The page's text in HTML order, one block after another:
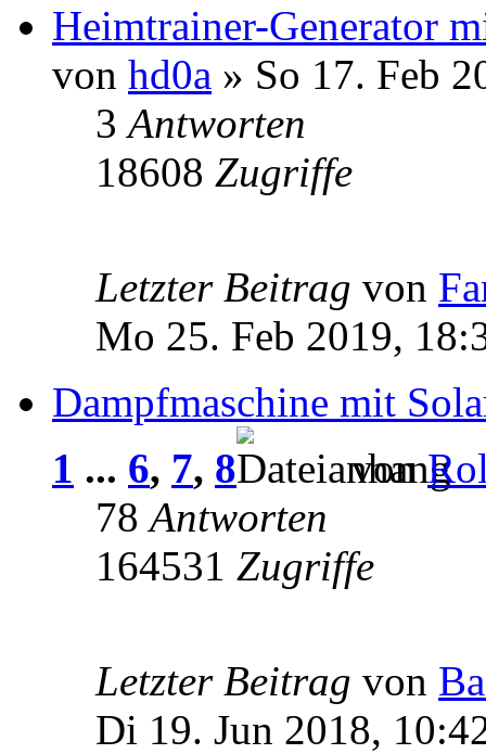
Heimtrainer-Generator
von hd0a » So 17. Feb
3Antworten
18608 Zugriffe
Letzter Beitrag von
Mo 25. Feb 2019,
Dampfmaschine mit
1 ... 6, 7, 8 von
78Antworten
164531 Zugriffe
Letzter Beitrag von
Di 19. Jun 2018,